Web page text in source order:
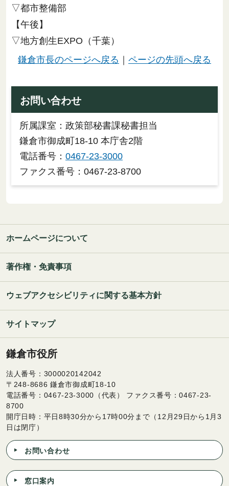
▽都市整備部
【午後】
▽地方創生EXPO（千葉）
鎌倉市長のページへ戻る
ページの先頭へ戻る
お問い合わせ
所属課室：政策部秘書課秘書担当
鎌倉市御成町18-10 本庁舎2階
電話番号： 0467-23-3000
ファクス番号：0467-23-8700
ホームページについて
著作権・免責事項
ウェブアクセシビリティに関する基本方針
サイトマップ
鎌倉市役所
法人番号：3000020142042
〒248-8686 鎌倉市御成町18-10
電話番号：0467-23-3000（代表） ファクス番号：0467-23-
8700
開庁日時：平日8時30分から17時00分まで（12月29日から1月3
日は閉庁）
お問い合わせ
窓口案内